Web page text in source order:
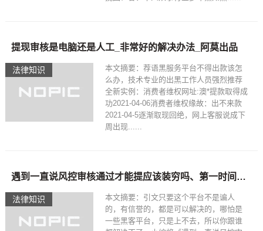
法律知识
提现审核是电脑还是人工_非常好的解决办法_阿莫出品
本文摘要：荐语黑服务平台不得出款该怎
么办，技术专业的出黑工作人员强烈推荐
全新实例：消费者维权网址:澳*提款取得成
功2021-04-06消费者维权缘故：出不来款
2021-04-5逐渐取现回绝，网上客服说成下
周出现......
法律知识
遇到一直说风控审核通过才能提应该装穷吗、第一时间出款是关键
本文摘要：引文只要这个平台不是谝人
的，有信誉的，都是可以解决的，哪怕是
一些黑客平台，只是上不去，所以你跟谁